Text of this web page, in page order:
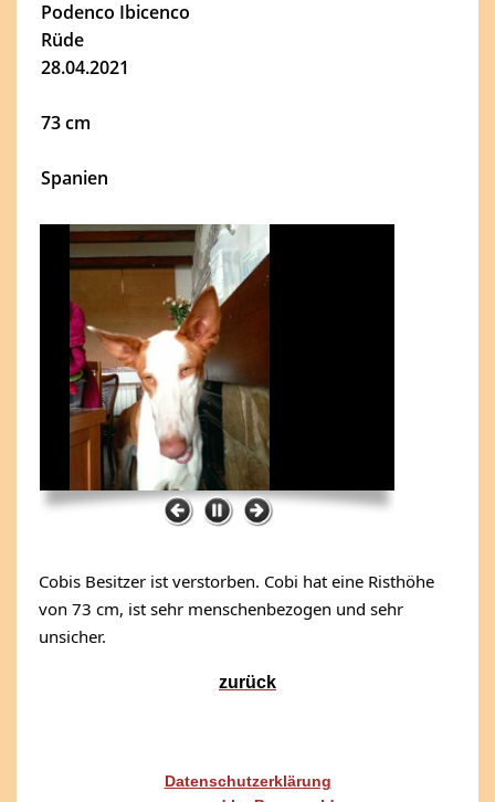
Podenco Ibicenco
Rüde
28.04.2021
73 cm
Spanien
Cobis Besitzer ist verstorben. Cobi hat eine Risthöhe
von 73 cm, ist sehr menschenbezogen und sehr
unsicher.
zurück
Datenschutzerklärung